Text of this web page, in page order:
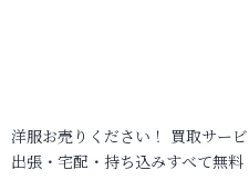
洋服お売りください！ 買取サー
出張・宅配・持ち込みすべて無料